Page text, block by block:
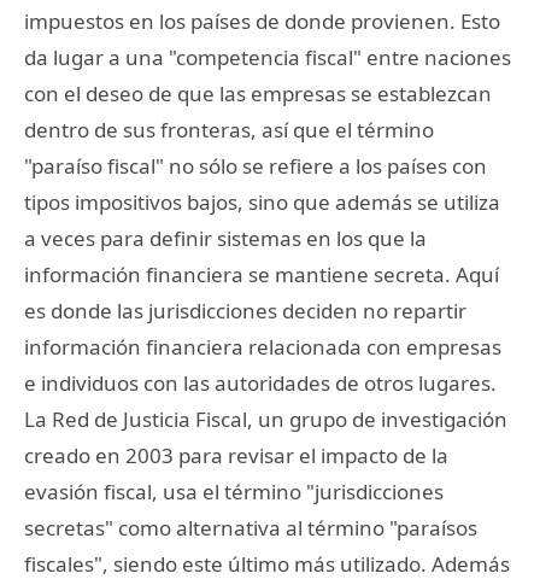
impuestos en los países de donde provienen. Esto
da lugar a una "competencia fiscal" entre naciones
con el deseo de que las empresas se establezcan
dentro de sus fronteras, así que el término
"paraíso fiscal" no sólo se refiere a los países con
tipos impositivos bajos, sino que además se utiliza
a veces para definir sistemas en los que la
información financiera se mantiene secreta. Aquí
es donde las jurisdicciones deciden no repartir
información financiera relacionada con empresas
e individuos con las autoridades de otros lugares.
La Red de Justicia Fiscal, un grupo de investigación
creado en 2003 para revisar el impacto de la
evasión fiscal, usa el término "jurisdicciones
secretas" como alternativa al término "paraísos
fiscales", siendo este último más utilizado. Además